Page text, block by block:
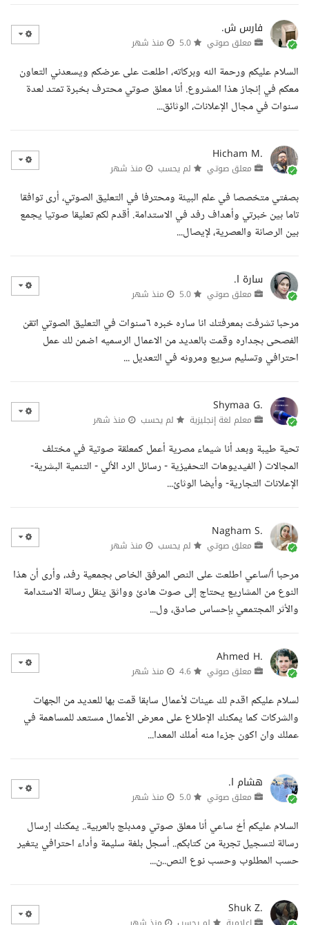
فارس ش.
معلق صوتي منذ شهر
السلام عليكم ورحمة الله وبركاته، اطلعت على عرضكم ويسعدني التعاون
معكم في إنجاز هذا المشروع. أنا معلق صوتي محترف بخبرة تمتد لعدة
سنوات في مجال الإعلانات، الوثائق...
Hicham M.
معلق صوتي لم يحسب منذ شهر
بصفتي متخصصا في علم البيئة ومحترفا في التعليق الصوتي، أرى توافقا
تاما بين خبرتي وأهداف رفد في الاستدامة. أقدم لكم تعليقا صوتيا يجمع
بين الرصانة والعصرية، لإيصال...
سارة ا.
معلق صوتي منذ شهر
مرحبا تشرفت بمعرفتك انا ساره خبره ٦سنوات في التعليق الصوتي اتقن
الفصحى بجداره وقمت بالعديد من الاعمال الرسميه اضمن لك عمل
احترافي وتسليم سريع ومرونه في التعديل ...
Shymaa G.
معلم لغة إنجليزية لم يحسب منذ شهر
تحية طيبة وبعد أنا شيماء مصرية أعمل كمعلقة صوتية في مختلف
المجالات ( الفيديوهات التحفيزية - رسائل الرد الألي - التنمية البشرية-
الإعلانات التجارية- وأيضا الوثائ...
Nagham S.
معلق صوتي لم يحسب منذ شهر
مرحبا أ/ساعي اطلعت على النص المرفق الخاص بجمعية رفد، وأرى أن هذا
النوع من المشاريع يحتاج إلى صوت هادئ وواثق ينقل رسالة الاستدامة
والأثر المجتمعي بإحساس صادق، ول...
Ahmed H.
معلق صوتي منذ شهر
لسلام عليكم اقدم لك عينات لأعمال سابقا قمت بها للعديد من الجهات
والشركات كما يمكنك الإطلاع على معرض الأعمال مستعد للمساهمة في
عملك وان اكون جزءا منه أملك المعدا...
هشام ا.
معلق صوتي منذ شهر
السلام عليكم أخ ساعي أنا معلق صوتي ومدبلج بالعربية.. يمكنك إرسال
رسالة لتسجيل تجربة من كتابكم.. أسجل بلغة سليمة وأداء احترافي يتغير
حسب المطلوب وحسب نوع النص..ن...
Shuk Z.